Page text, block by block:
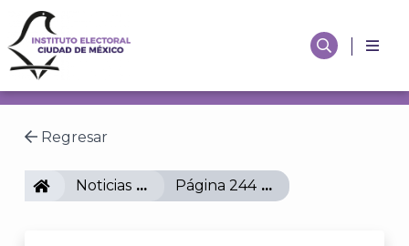
Regresar
IECMNoticias Página 244